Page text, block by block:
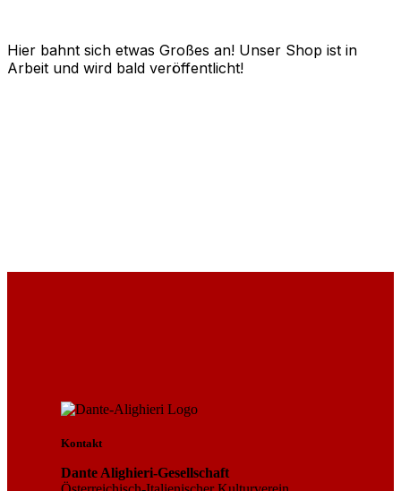
Hier bahnt sich etwas Großes an! Unser Shop ist in
Arbeit und wird bald veröffentlicht!
Kontakt
Dante Alighieri-Gesellschaft